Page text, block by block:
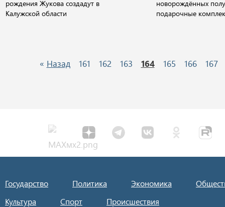
рождения Жукова создадут в
Калужской области
новорождённых
подарочные
« Назад 161 162 163 164 165 166 167
Государство Политика Экономика
Культура
Спорт Происшествия